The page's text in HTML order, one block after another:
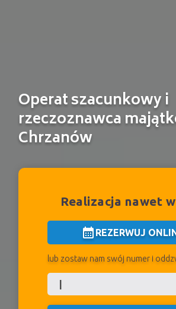
Operat szacunkowy i
rzeczoznawca
Chrzanów
Realizacja nawet
calendar_monthREZERWUJ
lub zostaw nam swój numer i